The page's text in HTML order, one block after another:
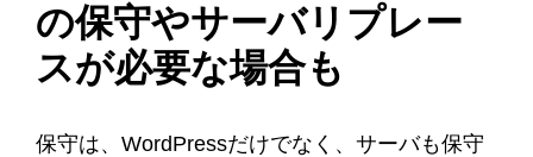
の保守やサーバリプレー
スが必要な場合も
保守は、WordPressだけでなく、サーバも保守